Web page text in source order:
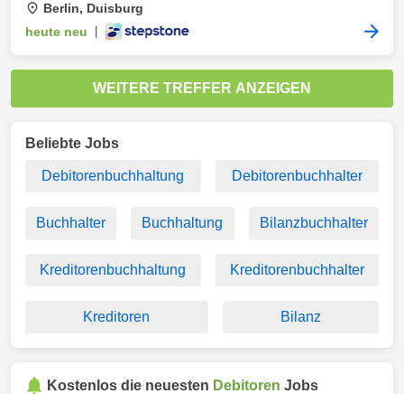
Berlin, Duisburg
heute neu
WEITERE TREFFER ANZEIGEN
Beliebte Jobs
Debitorenbuchhaltung Debitorenbuchhalter
Buchhalter Buchhaltung Bilanzbuchhalter
Kreditorenbuchhaltung Kreditorenbuchhalter
Kreditoren Bilanz
Kostenlos die neuesten Debitoren Jobs